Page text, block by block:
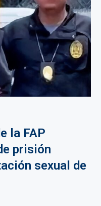
la FAP
prisión
sexual de